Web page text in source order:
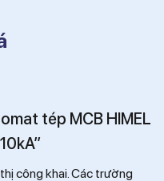
tép MCB HIMEL
công khai.Các trường